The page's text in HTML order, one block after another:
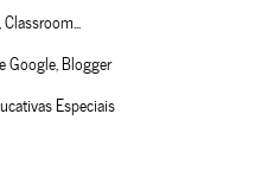
Google, Blogger
Especiais